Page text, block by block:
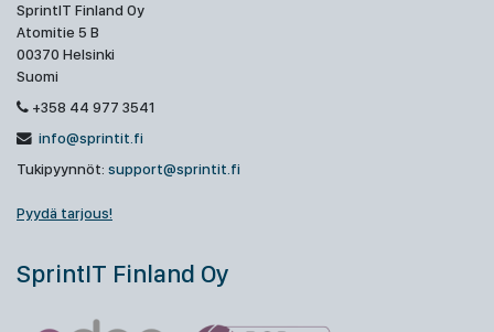
SprintIT Finland Oy
Atomitie 5 B
00370 Helsinki
Suomi
+358 44 977 3541
info@sprintit.fi
Tukipyynnöt: support@sprintit.fi
Pyydä tarjous!
SprintIT Finland Oy